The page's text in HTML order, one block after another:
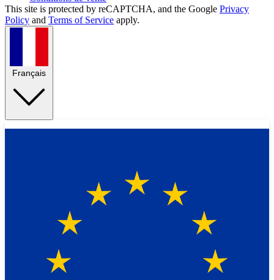
This site is protected by reCAPTCHA, and the Google Privacy
Policy and Terms of Service apply.
Français